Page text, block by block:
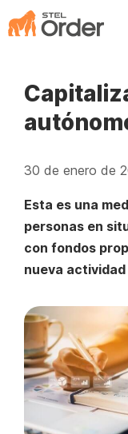
Saltar
al
30 de enero de
Esta es una
personas en
con fondos
nueva